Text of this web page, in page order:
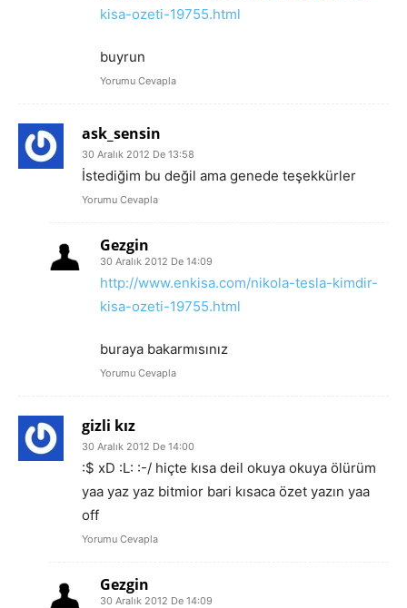
kisa-ozeti-19755.html
buyrun
Yorumu Cevapla
ask_sensin
30 Aralık 2012 De 13:58
İstediğim bu değil ama genede teşekkürler
Yorumu Cevapla
Gezgin
30 Aralık 2012 De 14:09
http://www.enkisa.com/nikola-tesla-kimdir-
kisa-ozeti-19755.html
buraya bakarmısınız
Yorumu Cevapla
gizli kız
30 Aralık 2012 De 14:00
:$ xD :L: :-/ hiçte kısa deil okuya okuya ölürüm
yaa yaz yaz bitmior bari kısaca özet yazın yaa
off
Yorumu Cevapla
Gezgin
30 Aralık 2012 De 14:09